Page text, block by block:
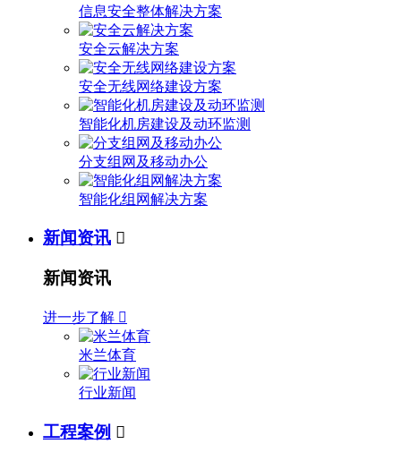
信息安全整体解决方案
安全云解决方案
安全无线网络建设方案
智能化机房建设及动环监测
分支组网及移动办公
智能化组网解决方案
新闻资讯 
新闻资讯
进一步了解 
米兰体育
行业新闻
工程案例 